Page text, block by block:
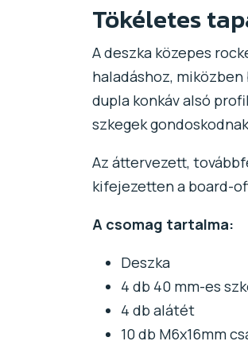
Tökéletes
A deszka közepes
haladáshoz,
dupla konkáv alsó
szkegek
Az áttervezett,
kifejezetten a board-
A csomag tartalma:
Deszka
4 db 40 mm-es
4 db alátét
10 db M6x16mm